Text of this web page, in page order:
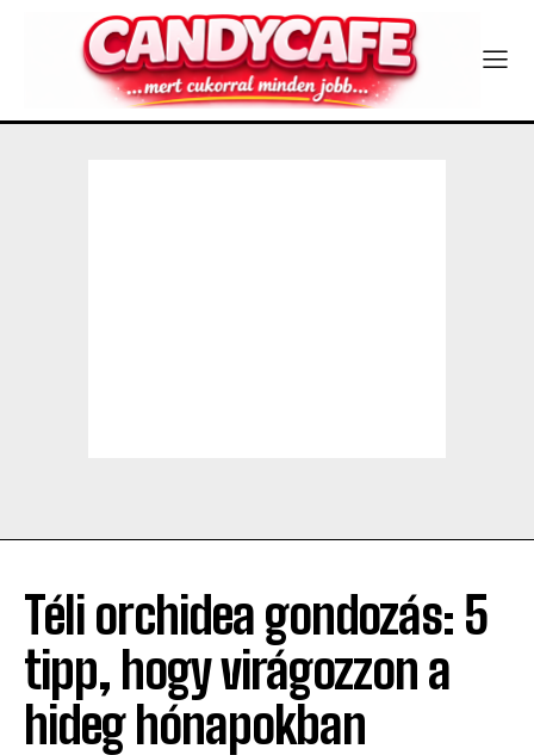
Téli orchidea gondozás: 5
tipp, hogy virágozzon a
hideg hónapokban